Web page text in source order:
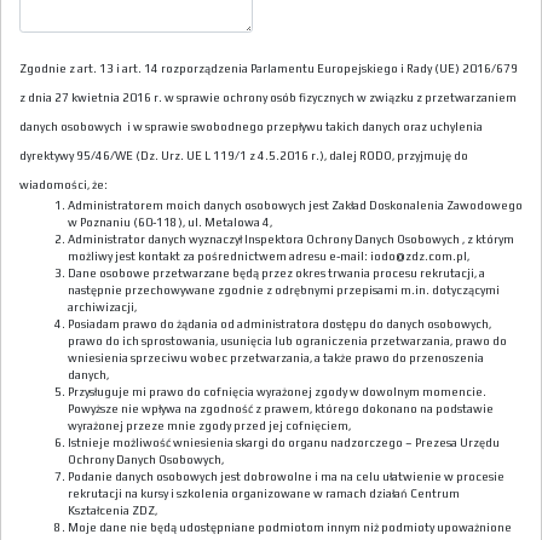
Zgodnie z art. 13 i art. 14 rozporządzenia Parlamentu Europejskiego i Rady (UE) 2016/679
z dnia 27 kwietnia 2016 r. w sprawie ochrony osób fizycznych w związku z przetwarzaniem
danych osobowych i w sprawie swobodnego przepływu takich danych oraz uchylenia
dyrektywy 95/46/WE (Dz. Urz. UE L 119/1 z 4.5.2016 r.), dalej RODO, przyjmuję do
wiadomości, że:
Administratorem moich danych osobowych jest Zakład Doskonalenia Zawodowego
w Poznaniu (60-118), ul. Metalowa 4,
Administrator danych wyznaczył Inspektora Ochrony Danych Osobowych , z którym
możliwy jest kontakt za pośrednictwem adresu e-mail: iodo@zdz.com.pl,
Dane osobowe przetwarzane będą przez okres trwania procesu rekrutacji, a
następnie przechowywane zgodnie z odrębnymi przepisami m.in. dotyczącymi
archiwizacji,
Posiadam prawo do żądania od administratora dostępu do danych osobowych,
prawo do ich sprostowania, usunięcia lub ograniczenia przetwarzania, prawo do
wniesienia sprzeciwu wobec przetwarzania, a także prawo do przenoszenia
danych,
Przysługuje mi prawo do cofnięcia wyrażonej zgody w dowolnym momencie.
Powyższe nie wpływa na zgodność z prawem, którego dokonano na podstawie
wyrażonej przeze mnie zgody przed jej cofnięciem,
Istnieje możliwość wniesienia skargi do organu nadzorczego – Prezesa Urzędu
Ochrony Danych Osobowych,
Podanie danych osobowych jest dobrowolne i ma na celu ułatwienie w procesie
rekrutacji na kursy i szkolenia organizowane w ramach działań Centrum
Kształcenia ZDZ,
Moje dane nie będą udostępniane podmiotom innym niż podmioty upoważnione